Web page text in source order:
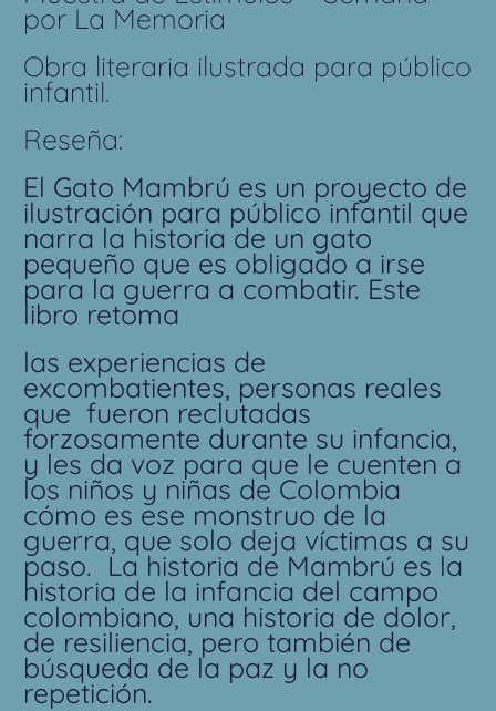
por La Memoria
Obra literaria ilustrada para público
infantil.
Reseña:
El Gato Mambrú es un proyecto de
ilustración para público infantil que
narra la historia de un gato
pequeño que es obligado a irse
para la guerra a combatir. Este
libro retoma
las experiencias de
excombatientes, personas reales
que fueron reclutadas
forzosamente durante su infancia,
y les da voz para que le cuenten a
los niños y niñas de Colombia
cómo es ese monstruo de la
guerra, que solo deja víctimas a su
paso. La historia de Mambrú es la
historia de la infancia del campo
colombiano, una historia de dolor,
de resiliencia, pero también de
búsqueda de la paz y la no
repetición.